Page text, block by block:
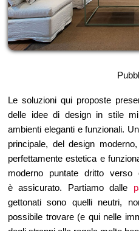
Le soluzioni qui proposte
delle idee di design in stile
ambienti eleganti e funzionali.
principale, del design
perfettamente estetica e
moderno puntate dritto
è assicurato. Partiamo dalle
gettonati sono quelli neutri,
possibile trovare (e qui nelle